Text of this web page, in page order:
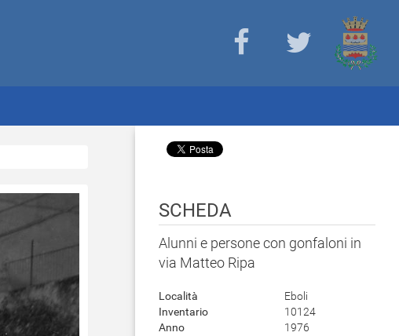
SCHEDA
Alunni e persone con gonfaloni in
via Matteo Ripa
Località
Eboli
Inventario
10124
Anno
1976